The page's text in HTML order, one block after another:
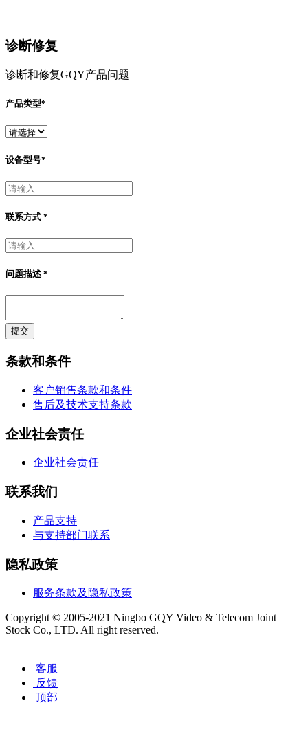
诊断修复
诊断和修复GQY产品问题
产品类型*
设备型号*
联系方式 *
问题描述 *
提交
条款和条件
客户销售条款和条件
售后及技术支持条款
企业社会责任
企业社会责任
联系我们
产品支持
与支持部门联系
隐私政策
服务条款及隐私政策
Copyright © 2005-2021 Ningbo GQY Video & Telecom Joint
Stock Co., LTD. All right reserved.
客服
反馈
顶部